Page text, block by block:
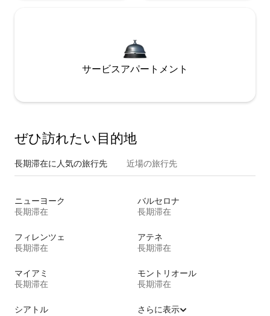
サービスアパートメント
ぜひ訪⁠れ⁠た⁠い目⁠的⁠地
長期滞在に人気の旅行先 近場の旅行先
ニューヨーク
長期滞在
バルセロナ
長期滞在
フィレンツェ
長期滞在
アテネ
長期滞在
マイアミ
長期滞在
モントリオール
長期滞在
シアトル
さらに表示